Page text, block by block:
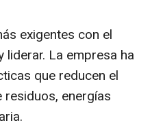
exigentes con el
La empresa ha
que reducen el
energías